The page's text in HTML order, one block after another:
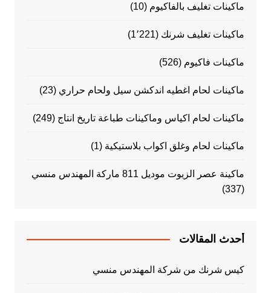
ماكينات تغليف بالفاكيوم (10)
ماكينات تغليف شرنك (1٬221)
ماكينات فاكيوم (526)
ماكينات لحام اغطيه اندكشن سيل ولحام حراري (23)
ماكينات لحام اكياس وماكينات طباعة تاريخ انتاج (249)
ماكينات لحام وغلق اكواب بلاستيكية (1)
ماكينة عصر الزيوت موديل 811 ماركة المهندس منسي
(337)
أحدث المقالات
كيس شرنك من شركة المهندس منسي